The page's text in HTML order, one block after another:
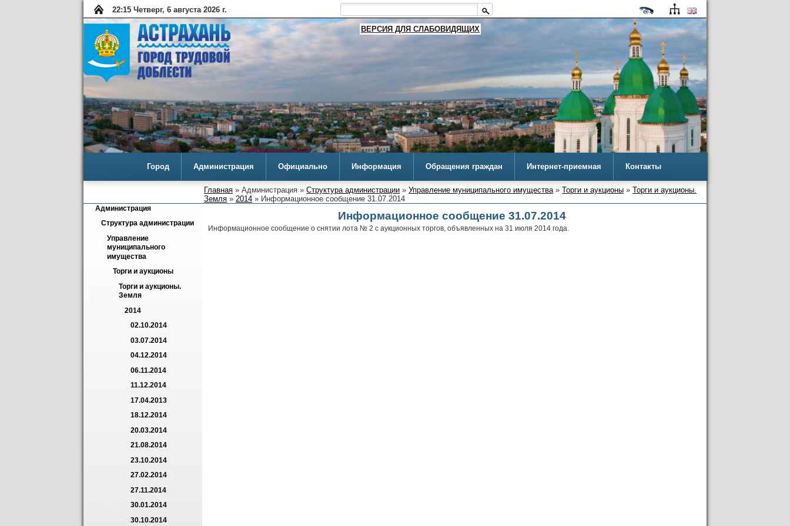
22:16 Четверг, 6 августа 2026 г.
ВЕРСИЯ ДЛЯ СЛАБОВИДЯЩИХ
Город Администрация Официально Информация Обращения граждан Интернет-приемная Контакты
Главная » Администрация » Структура администрации » Управление муниципального имущества» Торги и аукционы » Торги и аукционы.
Земля » 2014 » Информационное сообщение 31.07.2014
Администрация
Структура администрации
Управление
муниципального
имущества
Торги и аукционы
Торги и аукционы.
Земля
2014
02.10.2014
03.07.2014
04.12.2014
06.11.2014
11.12.2014
17.04.2013
18.12.2014
20.03.2014
21.08.2014
23.10.2014
27.02.2014
27.11.2014
30.01.2014
30.10.2014
Информационное сообщение 31.07.2014
Информационное сообщение о снятии лота № 2 с аукционных торгов, объявленных на 31 июля 2014 года.